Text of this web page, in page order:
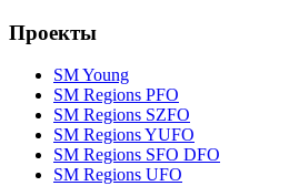
Проекты
SM Young
SM Regions PFO
SM Regions SZFO
SM Regions YUFO
SM Regions SFO DFO
SM Regions UFO